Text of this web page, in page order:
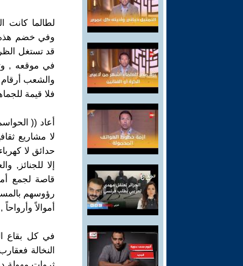
لطالما كانت
وفي خضم هذه
قد تستغل
في موقعه ,
والشعب
فلا قيمة
أعاد ((
لا مشاريع
حدائق لا
إلا
قاصة لجمع
رؤوسهم
أموالاً
في كل بقاع
النخالة